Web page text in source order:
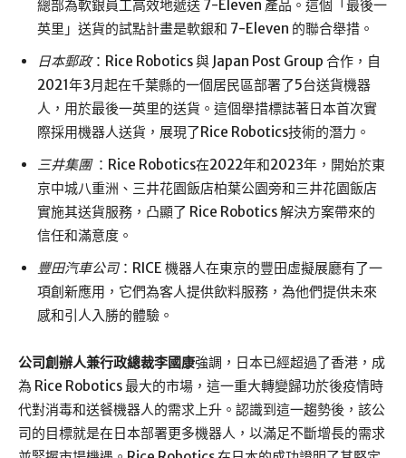
總部為軟銀員工高效地遞送 7-Eleven 產品。這個「最後一
英里」送貨的試點計畫是軟銀和 7-Eleven 的聯合舉措。
日本郵政：Rice Robotics 與 Japan Post Group 合作，自
2021年3月起在千葉縣的一個居民區部署了5台送貨機器
人，用於最後一英里的送貨。這個舉措標誌著日本首次實
際採用機器人送貨，展現了Rice Robotics技術的潛力。
三井集團：Rice Robotics在2022年和2023年，開始於東
京中城八重洲、三井花園飯店柏葉公園旁和三井花園飯店
實施其送貨服務，凸顯了 Rice Robotics 解決方案帶來的
信任和滿意度。
豐田汽車公司：RICE 機器人在東京的豐田虛擬展廳有了一
項創新應用，它們為客人提供飲料服務，為他們提供未來
感和引人入勝的體驗。
公司創辦人兼行政總裁李國康強調，日本已經超過了香港，成
為 Rice Robotics 最大的市場，這一重大轉變歸功於後疫情時
代對消毒和送餐機器人的需求上升。認識到這一趨勢後，該公
司的目標就是在日本部署更多機器人，以滿足不斷增長的需求